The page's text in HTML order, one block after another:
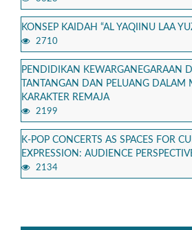
KONSEP KAIDAH “AL YAQIINU LAA
2710
PENDIDIKAN KEWARGANEGARAAN
TANTANGAN DAN PELUANG DALAM
KARAKTER REMAJA
2199
K-POP CONCERTS AS SPACES FOR
EXPRESSION: AUDIENCE
2134